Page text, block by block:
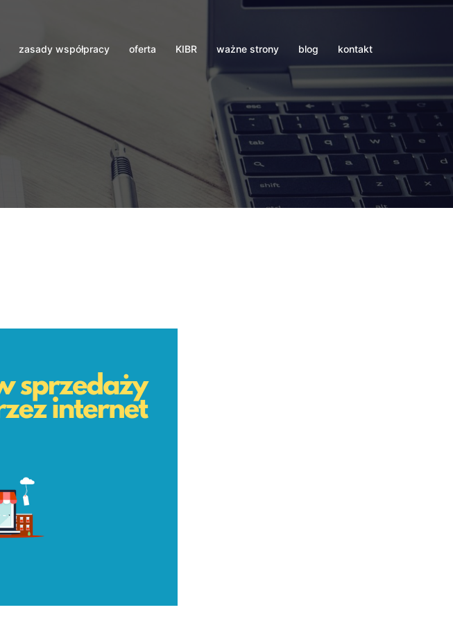
zasady współpracy oferta KIBR ważne strony blog kontakt